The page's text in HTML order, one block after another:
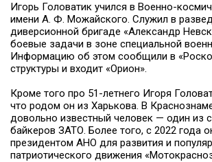
Игорь Головатик учился в Военно-
имени А. Ф. Можайского. Служил в
диверсионной бригаде «Александр
боевые задачи в зоне специальной
Информацию об этом сообщили в
структуры и входит «Орион».
Кроме того про 51-летнего Игоря
что родом он из Харькова. В
довольно известный человек — один из
байкеров ЗАТО. Более того, с 2022 года
президентом АНО для развития и
патриотического движения